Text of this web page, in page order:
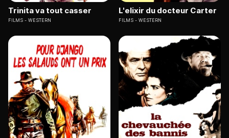
Trinita va tout casser
FILMS WESTERN
L'elixir du docteur Carter
FILMS WESTERN